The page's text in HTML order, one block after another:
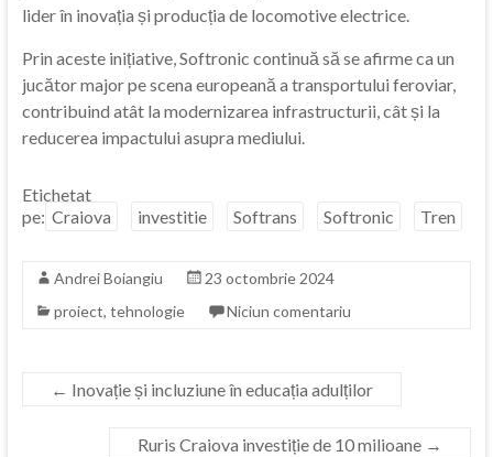
lider în inovația și producția de locomotive electrice.
Prin aceste inițiative, Softronic continuă să se afirme ca un
jucător major pe scena europeană a transportului feroviar,
contribuind atât la modernizarea infrastructurii, cât și la
reducerea impactului asupra mediului.
Etichetat
pe: Craiova investitie Softrans Softronic Tren
Andrei Boiangiu
23 octombrie 2024
proiect, tehnologie Niciun comentariu
← Inovație și incluziune în educația adulților
Ruris Craiova investiție de 10 milioane →